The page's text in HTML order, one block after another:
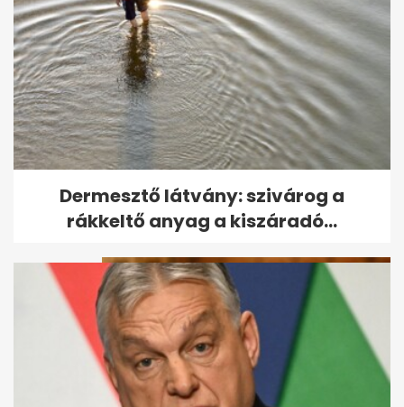
A Kossuth tér víztükrén át
rohantak az emberek a Tisza...
Dermesztő látvány: szivárog a
rákkeltő anyag a kiszáradó...